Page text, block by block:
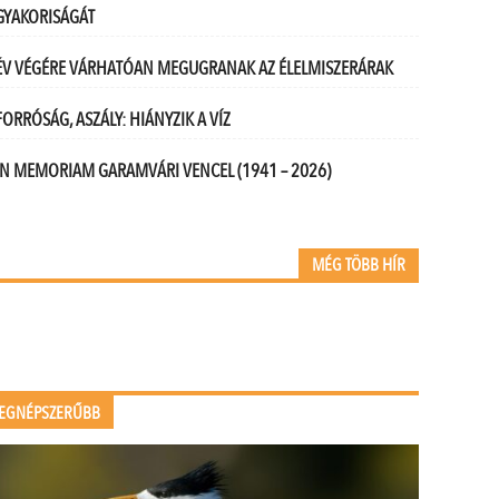
VÉGÉRE VÁRHATÓAN MEGUGRANAK AZ ÉLELMISZERÁRAK
ASZÁLY: HIÁNYZIK A VÍZ
MEMORIAM GARAMVÁRI VENCEL (1941 – 2026)
MÉG TÖBB HÍR